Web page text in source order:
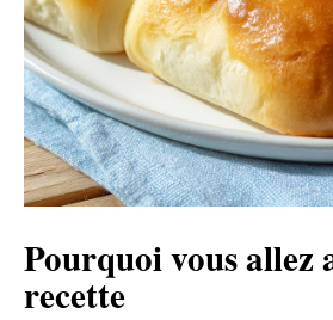
Pourquoi vous allez
recette